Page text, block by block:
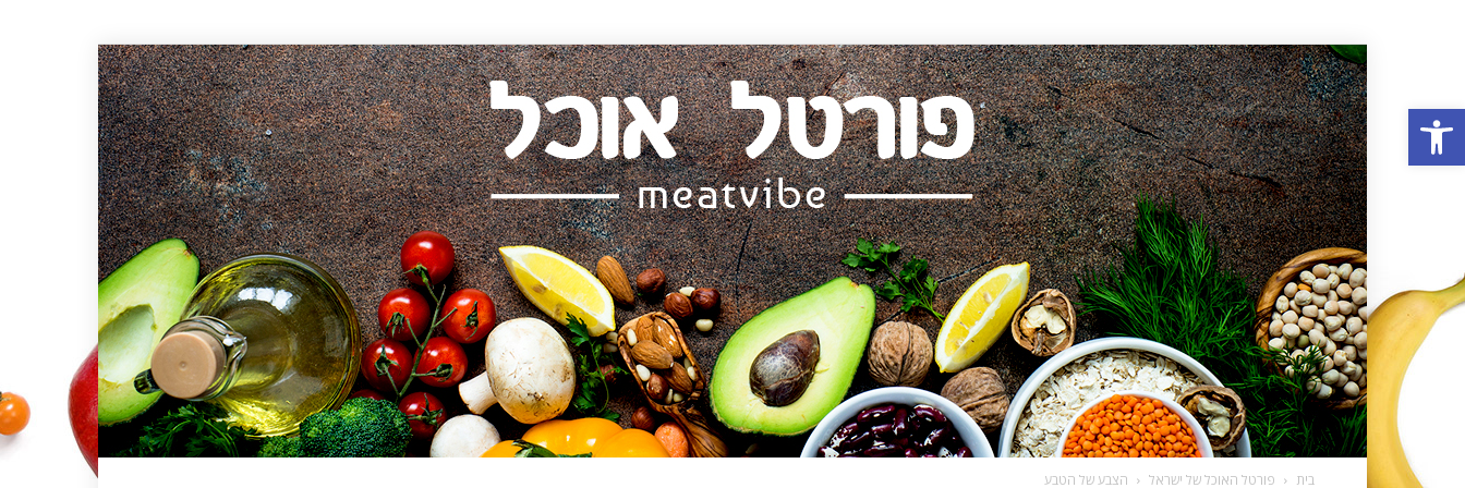
פתח סרגל נגישות
בית פורטל האוכל של ישראל הצבע של הטבע